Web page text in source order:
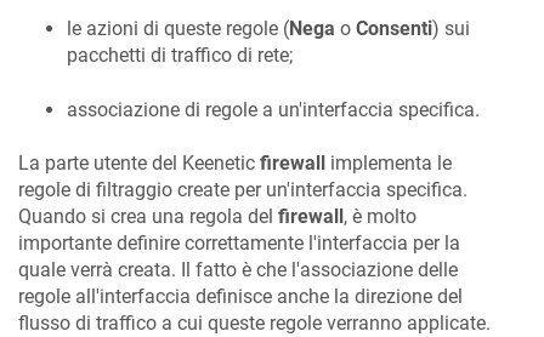
le azioni di queste regole (Nega o Consenti) sui
pacchetti di traffico di rete;
associazione di regole a un'interfaccia specifica.
La parte utente del Keenetic firewall
implementa le
regole di filtraggio create per un'interfaccia specifica.
Quando si crea una regola del firewall , è molto
importante definire correttamente l'interfaccia per la
quale verrà creata. Il fatto è che l'associazione delle
regole all'interfaccia definisce anche la direzione del
flusso di traffico a cui queste regole verranno applicate.